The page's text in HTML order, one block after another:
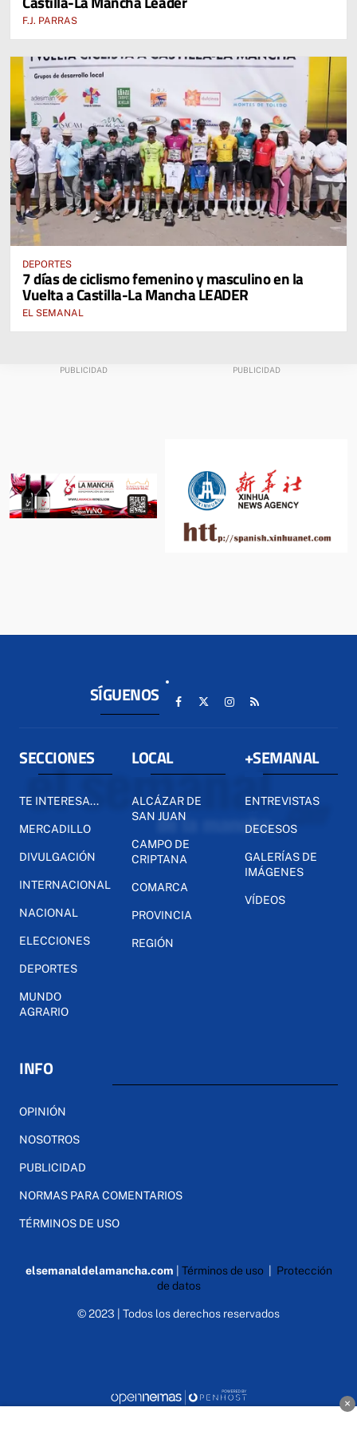
F.J. PARRAS
DEPORTES
7 días de ciclismo femenino y masculino en la
Vuelta a Castilla-La Mancha LEADER
EL SEMANAL
SÍGUENOS
SECCIONES
TE INTERESA...
MERCADILLO
DIVULGACIÓN
INTERNACIONAL
NACIONAL
ELECCIONES
DEPORTES
MUNDO
AGRARIO
LOCAL
ALCÁZAR DE
SAN JUAN
CAMPO DE
CRIPTANA
COMARCA
PROVINCIA
REGIÓN
+SEMANAL
ENTREVISTAS
DECESOS
GALERÍAS DE
IMÁGENES
VÍDEOS
INFO
OPINIÓN
NOSOTROS
PUBLICIDAD
NORMAS PARA COMENTARIOS
TÉRMINOS DE USO
elsemanaldelamancha.com Términos de uso| Protección
de datos
© 2023 | Todos los derechos reservados
×